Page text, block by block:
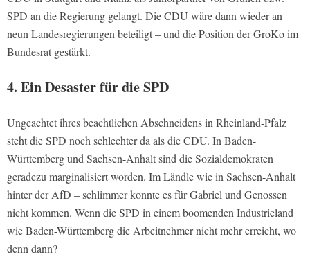
SPD an die Regierung gelangt. Die CDU wäre dann wieder an
neun Landesregierungen beteiligt – und die Position der GroKo im
Bundesrat gestärkt.
4. Ein Desaster für die SPD
Ungeachtet ihres beachtlichen Abschneidens in Rheinland-Pfalz
steht die SPD noch schlechter da als die CDU. In Baden-
Württemberg und Sachsen-Anhalt sind die Sozialdemokraten
geradezu marginalisiert worden. Im Ländle wie in Sachsen-Anhalt
hinter der AfD – schlimmer konnte es für Gabriel und Genossen
nicht kommen. Wenn die SPD in einem boomenden Industrieland
wie Baden-Württemberg die Arbeitnehmer nicht mehr erreicht, wo
denn dann?